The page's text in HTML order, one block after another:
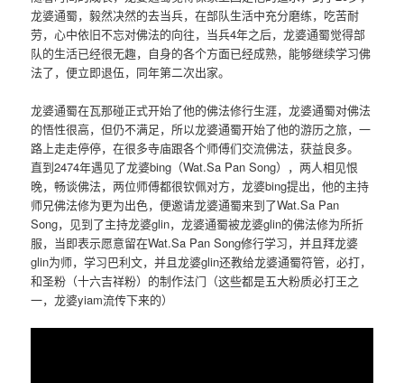
龙婆通蜀，毅然决然的去当兵，在部队生活中充分磨练，吃苦耐
劳，心中依旧不忘对佛法的向往，当兵4年之后，龙婆通蜀觉得部
队的生活已经很无趣，自身的各个方面已经成熟，能够继续学习佛
法了，便立即退伍，同年第二次出家。
龙婆通蜀在瓦那碰正式开始了他的佛法修行生涯，龙婆通蜀对佛法
的悟性很高，但仍不满足，所以龙婆通蜀开始了他的游历之旅，一
路上走走停停，在很多寺庙跟各个师傅们交流佛法，获益良多。
直到2474年遇见了龙婆bing（Wat.Sa Pan Song），两人相见恨
晚，畅谈佛法，两位师傅都很钦佩对方，龙婆bing提出，他的主持
师兄佛法修为更为出色，便邀请龙婆通蜀来到了Wat.Sa Pan
Song，见到了主持龙婆glin，龙婆通蜀被龙婆glin的佛法修为所折
服，当即表示愿意留在Wat.Sa Pan Song修行学习，并且拜龙婆
glin为师，学习巴利文，并且龙婆glin还教给龙婆通蜀符管，必打，
和圣粉（十六吉祥粉）的制作法门（这些都是五大粉质必打王之
一，龙婆yiam流传下来的）